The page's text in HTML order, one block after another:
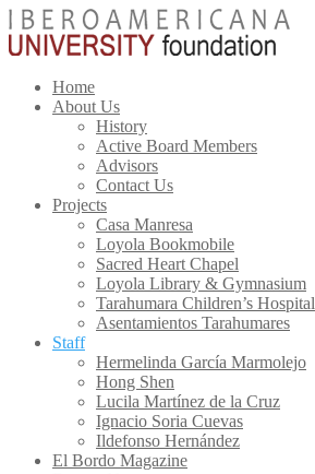
Home
About Us
History
Active Board Members
Advisors
Contact Us
Projects
Casa Manresa
Loyola Bookmobile
Sacred Heart Chapel
Loyola Library & Gymnasium
Tarahumara Children’s Hospital
Asentamientos Tarahumares
Staff
Hermelinda García Marmolejo
Hong Shen
Lucila Martínez de la Cruz
Ignacio Soria Cuevas
Ildefonso Hernández
El Bordo Magazine